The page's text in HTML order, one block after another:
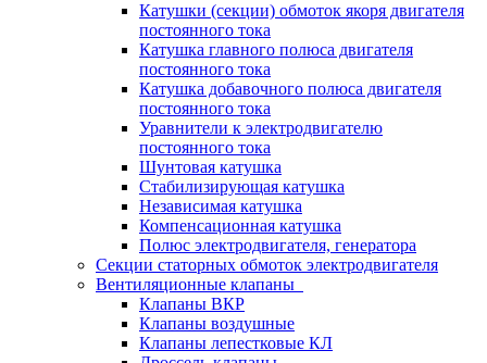
Катушки (секции) обмоток якоря двигателя
постоянного тока
Катушка главного полюса двигателя
постоянного тока
Катушка добавочного полюса двигателя
постоянного тока
Уравнители к электродвигателю
постоянного тока
Шунтовая катушка
Стабилизирующая катушка
Независимая катушка
Компенсационная катушка
Полюс электродвигателя, генератора
Секции статорных обмоток электродвигателя
Вентиляционные клапаны
Клапаны ВКР
Клапаны воздушные
Клапаны лепестковые КЛ